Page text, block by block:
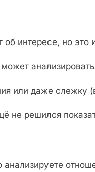
интересе, но это
или даже слежку
не решился